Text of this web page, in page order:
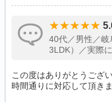
40代／男性／岐
3LDK）／実際
この度はありがとうござ
時間通りに対応して頂きま